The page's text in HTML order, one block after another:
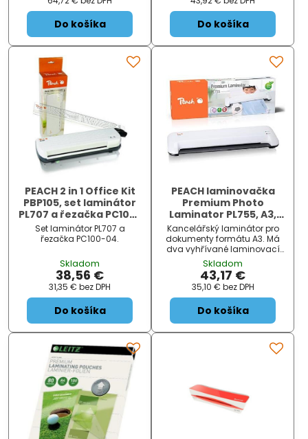
nastavování Připraven do 3
minut - žádné dlouhé čekání
na dosažení laminovací
teploty Nízká
Do košíka
Rychlé zahrátí Ne Rychlost
laminování 250 mm/min
Max. pracovní šírka 230 mm
Funkce uvolnení (ABS) Ja /
Do košíka
PEACH 2 in 1 Office Kit
PBP105, set laminátor
PL707 a řezačka PC100-
04
Set laminátor PL707 a
řezačka PC100-04.
Skladom
38,56 €
31,35 € bez DPH
Do košíka
PEACH laminovačka
Premium Photo
Laminator PL755, A3,
125mic, i pro studenou
laminaci
Kancelářský laminátor pro
dokumenty formátu A3. Má
dva vyhřívané laminovací
válce s automaticky řízenou
teplotou, které dokáží
pracovat s fólií silnou až 2x
125 micronů a dokáží
zalaminovat dokument o síle
až 0,4 mm. Zahřívací doba
se pohybuje kolem 2 min
Skladom
43,17 €
35,10 € bez DPH
Do košíka